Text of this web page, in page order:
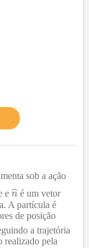
sob a ação
e
é um vetor
A partícula é
de posição
a trajetória
realizado pela